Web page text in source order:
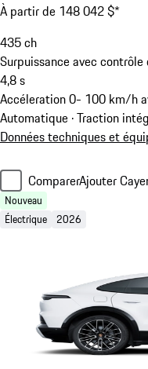
À partir de 148 042 $*
435ch
Surpuissance avec
4,8s
Accéleration 0- 100 km/h
Automatique · Traction
Données techniques et
ComparerAjouter
Nouveau
Électrique 2026